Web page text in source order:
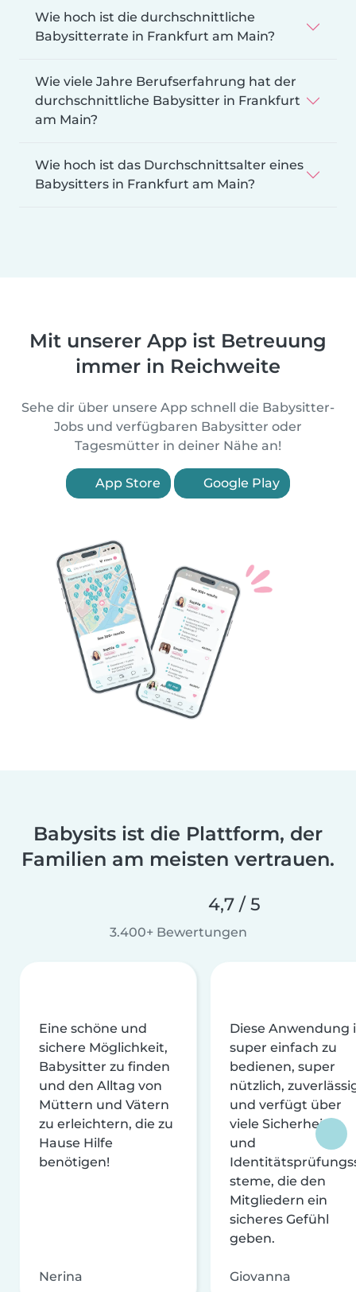
Wie hoch ist die durchschnittliche
Babysitterrate in Frankfurt am Main?
Wie viele Jahre Berufserfahrung hat der
durchschnittliche Babysitter in Frankfurt
am Main?
Wie hoch ist das Durchschnittsalter eines
Babysitters in Frankfurt am Main?
Mit unserer App ist Betreuung
immer in Reichweite
Sehe dir über unsere App schnell die Babysitter-
Jobs und verfügbaren Babysitter oder
Tagesmütter in deiner Nähe an!
App Store Google Play
Babysits ist die Plattform, der
Familien am meisten vertrauen.
4,7 / 5
3.400+ Bewertungen
Eine schöne und
sichere Möglichkeit,
Babysitter zu finden
und den Alltag von
Müttern und Vätern
zu erleichtern, die zu
Hause Hilfe
benötigen!
Nerina
Diese Anwendung
super einfach zu
bedienen, super
nützlich,
und verfügt über
viele Sicherheits-
und
steme, die den
Mitgliedern ein
sicheres Gefühl
geben.
Giovanna